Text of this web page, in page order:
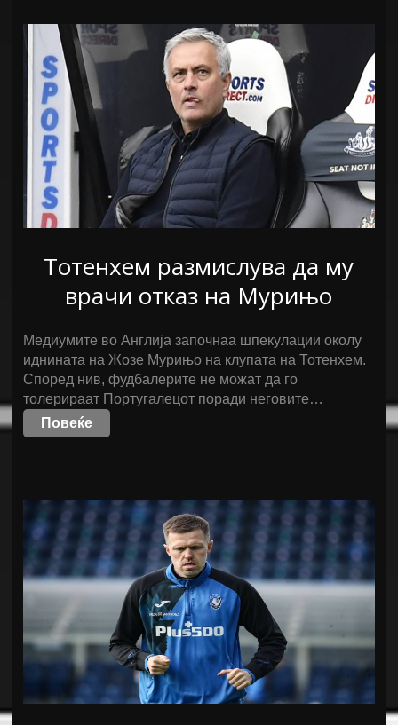
Тотенхем размислува да му
врачи отказ на Мурињо
Медиумите во Англија започнаа шпекулации околу
иднината на Жозе Мурињо на клупата на Тотенхем.
Според нив, фудбалерите не можат да го
толерираат Португалецот поради неговите…
Повеќе